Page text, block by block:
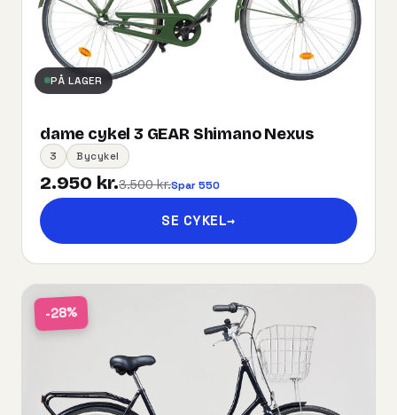
PÅ LAGER
dame cykel 3 GEAR Shimano Nexus
3 Bycykel
2.950 kr.3.500 kr.Spar 550
SE CYKEL→
-28%